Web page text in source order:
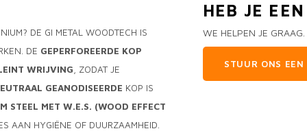
DE GI METAL WOODTECH IS
DE GEPERFOREERDE KOP
WRIJVING , ZODAT JE
GEANODISEERDE KOP IS
STEEL MET W.E.S. (WOOD EFFECT
AAN HYGIËNE OF DUURZAAMHEID.
HEB JE
WE HELPEN JE
STUUR ONS